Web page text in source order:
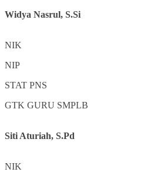
Widya Nasrul, S.Si
NIK
NIP
STAT PNS
GTK GURU SMPLB
Siti Aturiah, S.Pd
NIK